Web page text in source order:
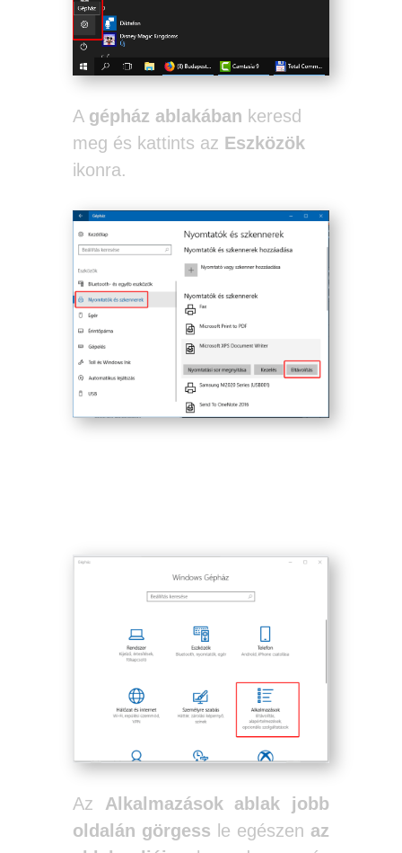
A gépház ablakában keresd
meg és kattints az Eszközök
ikonra.
Az Alkalmazások
ablak jobb
oldalán görgess le egészen az